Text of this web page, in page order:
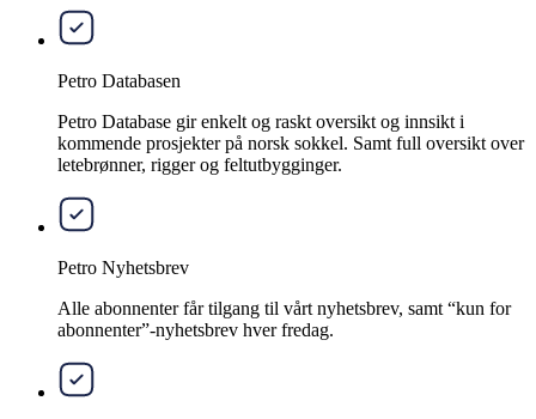
Petro Databasen
Petro Database gir enkelt og raskt oversikt og innsikt i
kommende prosjekter på norsk sokkel. Samt full oversikt over
letebrønner, rigger og feltutbygginger.
Petro Nyhetsbrev
Alle abonnenter får tilgang til vårt nyhetsbrev, samt “kun for
abonnenter”-nyhetsbrev hver fredag.